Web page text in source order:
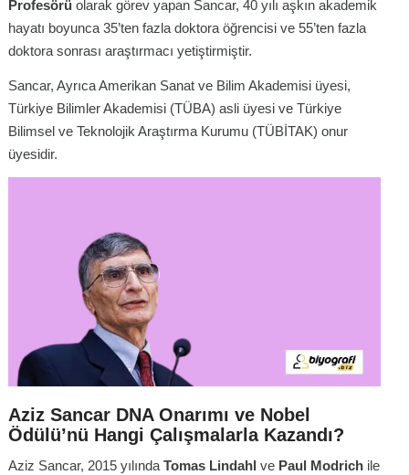
Profesörü olarak görev yapan Sancar, 40 yılı aşkın akademik
hayatı boyunca 35’ten fazla doktora öğrencisi ve 55’ten fazla
doktora sonrası araştırmacı yetiştirmiştir.
Sancar, Ayrıca Amerikan Sanat ve Bilim Akademisi üyesi,
Türkiye Bilimler Akademisi (TÜBA) asli üyesi ve Türkiye
Bilimsel ve Teknolojik Araştırma Kurumu (TÜBİTAK) onur
üyesidir.
Aziz Sancar DNA Onarımı ve Nobel
Ödülü’nü Hangi Çalışmalarla Kazandı?
Aziz Sancar, 2015 yılındaTomas Lindahl ve Paul Modrich ile